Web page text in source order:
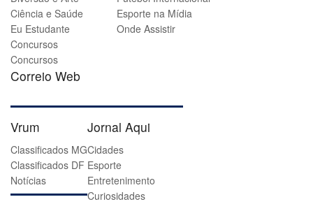
Ciência e Saúde
Eu Estudante
Concursos
Concursos
Correio Web
Esporte na Mídia
Onde Assistir
Vrum
Classificados MG
Classificados DF
Notícias
Jornal Aqui
Cidades
Esporte
Entretenimento
Curiosidades